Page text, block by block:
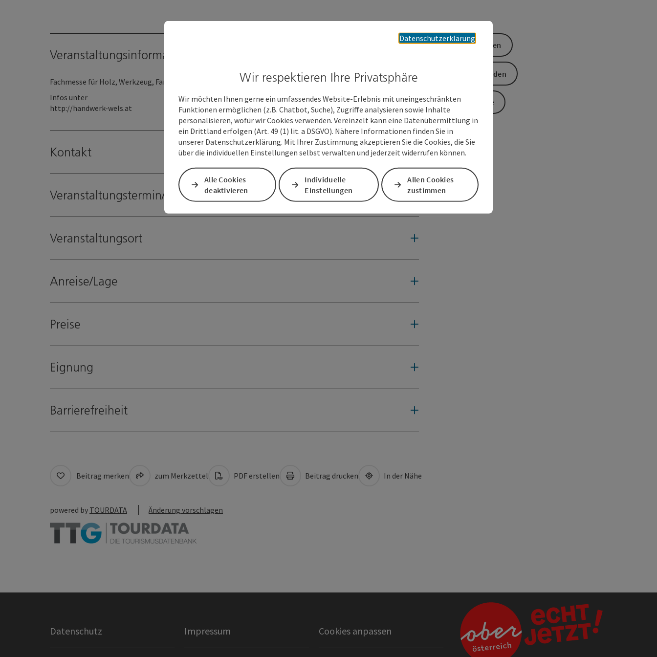
Veranstaltungsinformationen
Fachmesse für Holz, Werkzeug, Farbe & Handel
Infos unter
http://handwerk-wels.at
Kontakt
Veranstaltungstermin/e
Veranstaltungsort
Anreise/Lage
Preise
Eignung
Barrierefreiheit
Ticket buchen
Anfrage senden
Zur Website
Beitrag merken zum Merkzettel PDF erstellen Beitrag drucken In der Nähe
powered by TOURDATA Änderung vorschlagen
Datenschutz Impressum Cookies anpassen
Datenschutzerklärung
Wir respektieren Ihre Privatsphäre
Wir möchten Ihnen gerne ein umfassendes Website-Erlebnis mit uneingeschränkten
Funktionen ermöglichen (z.B. Chatbot, Suche), Zugriffe analysieren sowie Inhalte
personalisieren, wofür wir Cookies verwenden. Vereinzelt kann eine Datenübermittlung in
ein Drittland erfolgen (Art. 49 (1) lit. a DSGVO). Nähere Informationen finden Sie in
unserer Datenschutzerklärung. Mit Ihrer Zustimmung akzeptieren Sie die Cookies, die Sie
über die individuellen Einstellungen selbst verwalten und jederzeit widerrufen können.
Alle Cookies
deaktivieren
Individuelle
Einstellungen
Allen Cookies
zustimmen